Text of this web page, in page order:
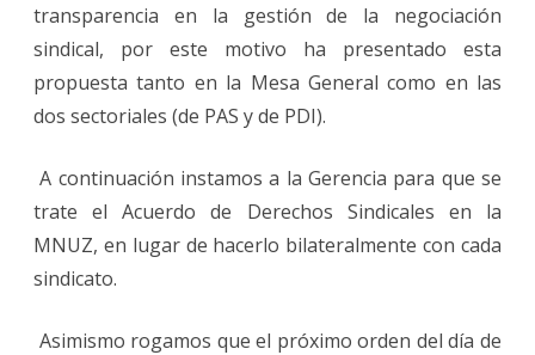
transparencia en la gestión de la negociación
sindical, por este motivo ha presentado esta
propuesta tanto en la Mesa General como en las
dos sectoriales (de PAS y de PDI).
A continuación instamos a la Gerencia para que se
trate el Acuerdo de Derechos Sindicales en la
MNUZ, en lugar de hacerlo bilateralmente con cada
sindicato.
Asimismo rogamos que el próximo orden del día de